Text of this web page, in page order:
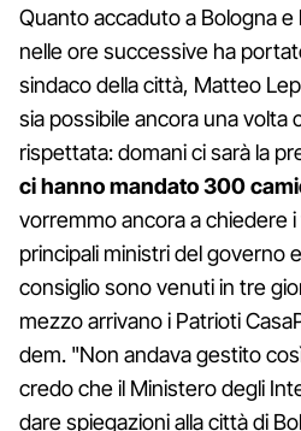
Quanto accaduto a Bologna
nelle ore successive ha
sindaco della città, Matteo
sia possibile ancora una volta
rispettata: domani ci sarà la
ci hanno mandato 300
vorremmo ancora a chiedere
principali ministri del governo
consiglio sono venuti in tre
mezzo arrivano i Patrioti
dem. "Non andava gestito
credo che il Ministero degli
dare spiegazioni alla città di